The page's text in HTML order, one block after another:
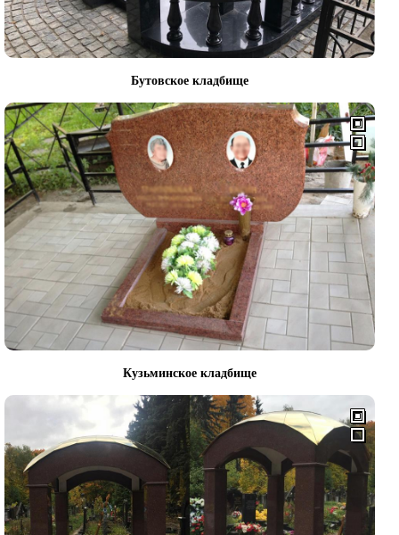
Бутовское кладбище
Кузьминское кладбище